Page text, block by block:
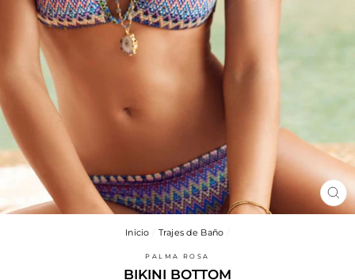
Inicio
Trajes de Baño
PALMA ROSA
BIKINI BOTTOM